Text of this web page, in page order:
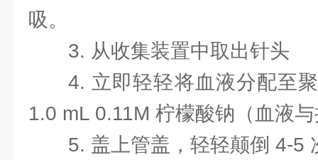
吸。
3. 从收集装置中取出针头
4. 立即轻轻将血液分配至
1.0 mL 0.11M 柠檬酸钠（血液
5. 盖上管盖，轻轻颠倒 4-5